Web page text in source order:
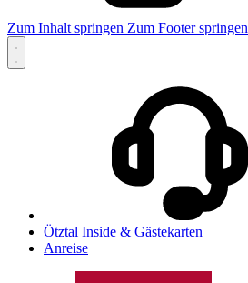
Zum Inhalt springen Zum Footer springen
Ötztal Inside & Gästekarten
Anreise